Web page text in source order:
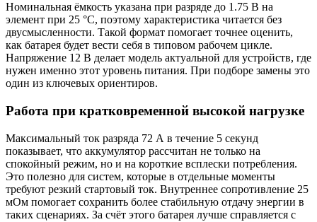
Номинальная ёмкость указана при разряде до 1.75 В на
элемент при 25 °C, поэтому характеристика читается без
двусмысленности. Такой формат помогает точнее оценить,
как батарея будет вести себя в типовом рабочем цикле.
Напряжение 12 В делает модель актуальной для устройств, где
нужен именно этот уровень питания. При подборе замены это
один из ключевых ориентиров.
Работа при кратковременной высокой нагрузке
Максимальный ток разряда 72 А в течение 5 секунд
показывает, что аккумулятор рассчитан не только на
спокойный режим, но и на короткие всплески потребления.
Это полезно для систем, которые в отдельные моменты
требуют резкий стартовый ток. Внутреннее сопротивление 25
мОм помогает сохранить более стабильную отдачу энергии в
таких сценариях. За счёт этого батарея лучше справляется с